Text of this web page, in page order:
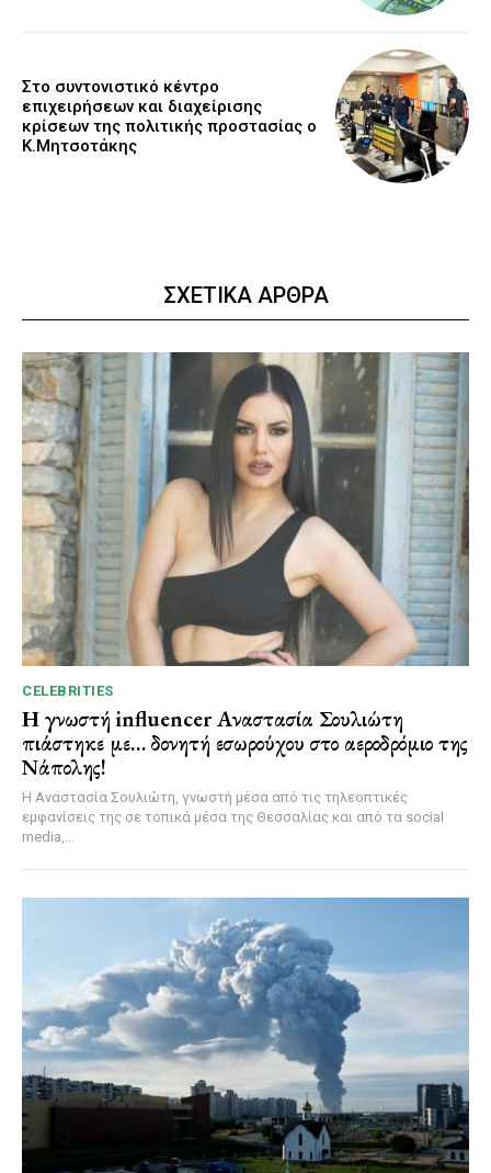
Στο συντονιστικό κέντρο
επιχειρήσεων και διαχείρισης
κρίσεων της πολιτικής προστασίας ο
Κ.Μητσοτάκης
ΣΧΕΤΙΚΑ ΑΡΘΡΑ
CELEBRITIES
Η γνωστή influencer Αναστασία Σουλιώτη
πιάστηκε με… δονητή εσωρούχου στο αεροδρόμιο της
Νάπολης!
Η Αναστασία Σουλιώτη, γνωστή μέσα από τις τηλεοπτικές
εμφανίσεις της σε τοπικά μέσα της Θεσσαλίας και από τα social
media,...